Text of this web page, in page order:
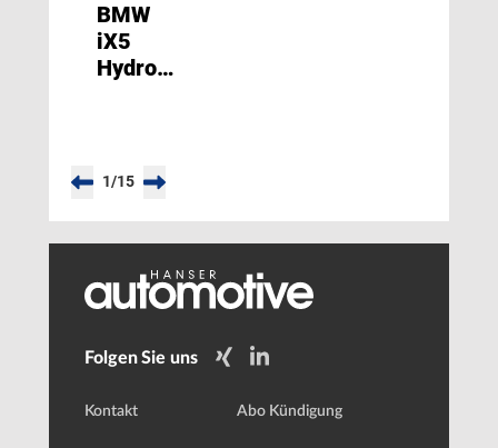
BMW
iX5
Hydrogen
am
1/15
Folgen Sie uns
Kontakt Abo Kündigung